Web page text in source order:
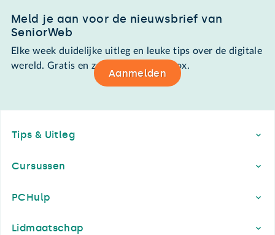
Meld je aan voor de nieuwsbrief van
SeniorWeb
Elke week duidelijke uitleg en leuke tips over de digitale
wereld. Gratis en zomaar in de mailbox.
Aanmelden
Tips & Uitleg
Cursussen
PCHulp
Lidmaatschap